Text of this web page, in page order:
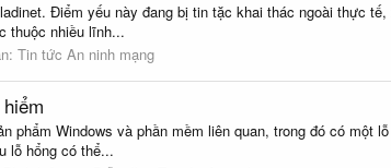
Điểm yếu này đang bị tin tặc khai thác ngoài thực
thuộc nhiều lĩnh...
Tin tức An ninh mạng
Windows và phần mềm liên quan, trong đó có một
lỗ hổng có thể...